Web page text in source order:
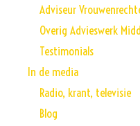
Adviseur
Overig Advieswerk
Testimonials
In de media
Radio, krant, televisie
Blog